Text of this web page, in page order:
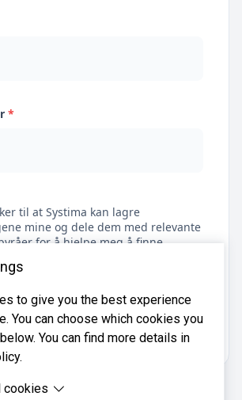
*
til at Systima kan lagre
mine og dele dem med relevante
for å hjelpe meg å finne
Få tilbud
to give you the best experience
You can choose which cookies you
You can find more details in
cookies